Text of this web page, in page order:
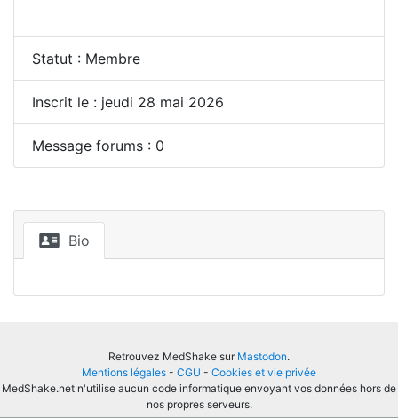
Statut : Membre
Inscrit le : jeudi 28 mai 2026
Message forums : 0
Bio
Retrouvez MedShake sur Mastodon.
Mentions légales - CGU - Cookies et vie privée
MedShake.net n'utilise aucun code informatique envoyant vos données hors de
nos propres serveurs.